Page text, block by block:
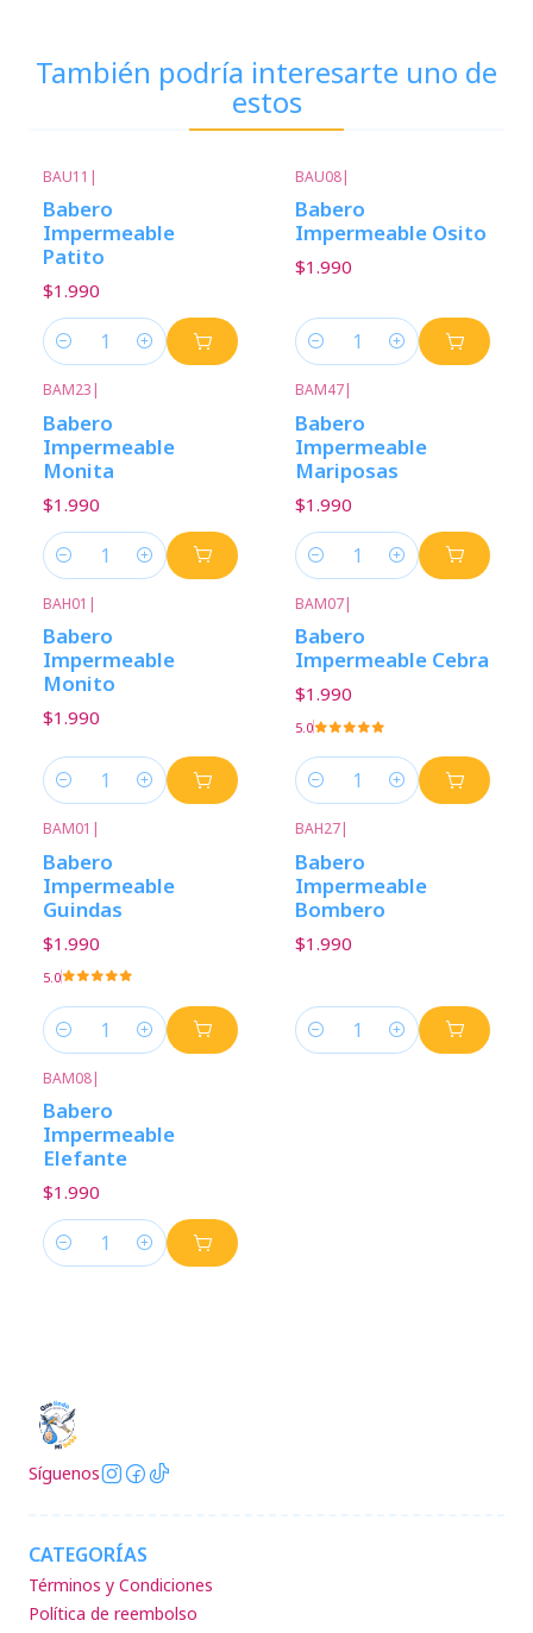
También podría interesarte uno de
estos
BAU11 |
Babero
Impermeable
Patito
$1.990
Cantidad
BAU08|
Babero
Impermeable Osito
$1.990
Cantidad
BAM23 |
Babero
Impermeable
Monita
$1.990
Cantidad
BAM47|
Babero
Impermeable
Mariposas
$1.990
Cantidad
BAH01 |
Babero
Impermeable
Monito
$1.990
Cantidad
BAM07|
Babero
Impermeable Cebra
$1.990
5.0
Cantidad
BAM01 |
Babero
Impermeable
Guindas
$1.990
5.0
Cantidad
BAH27|
Babero
Impermeable
Bombero
$1.990
Cantidad
BAM08|
Babero
Impermeable
Elefante
$1.990
Cantidad
Síguenos
CATEGORÍAS
Términos y Condiciones
Política de reembolso